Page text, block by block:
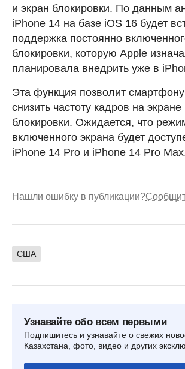
и экран блокировки. По данным
iPhone 14 на базе iOS 16 будет
поддержка постоянно
блокировки, которую Apple
планировала внедрить уже в
Эта функция позволит смартфону
снизить частоту кадров на экране
блокировки. Ожидается, что
включенного экрана будет
iPhone 14 Pro и iPhone 14 Pro
Нашли ошибку в публикации?
США
Узнавайте обо всем первыми
Подпишитесь и узнавайте о свежих
Казахстана, фото, видео и других